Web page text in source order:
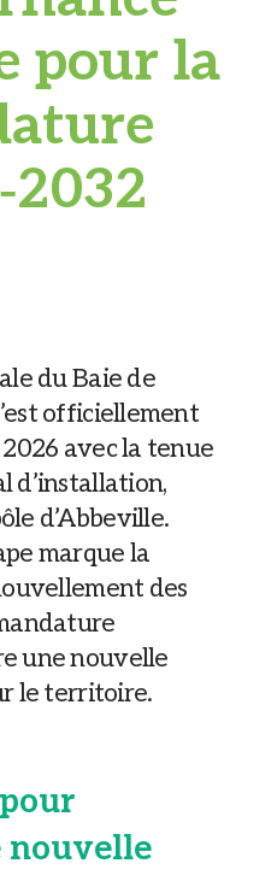
pour la
du Baie de
officiellement
avec la tenue
d’installation,
d’Abbeville.
marque la
des
une nouvelle
le territoire.
nouvelle